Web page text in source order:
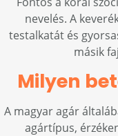
nevelés. A
testalkatát és
másik
Milyen
A magyar agár
agártípus,